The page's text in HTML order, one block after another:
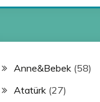
Anne&Bebek(58)
Atatürk(27)